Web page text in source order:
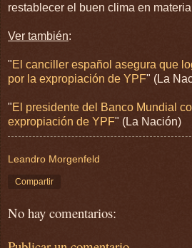
restablecer el buen clima en
Ver también:
"El canciller español asegura que
por la expropiación de YPF" (La
"El presidente del Banco Mundial
expropiación de YPF" (La Nación)
Leandro Morgenfeld
Compartir
No hay comentarios: